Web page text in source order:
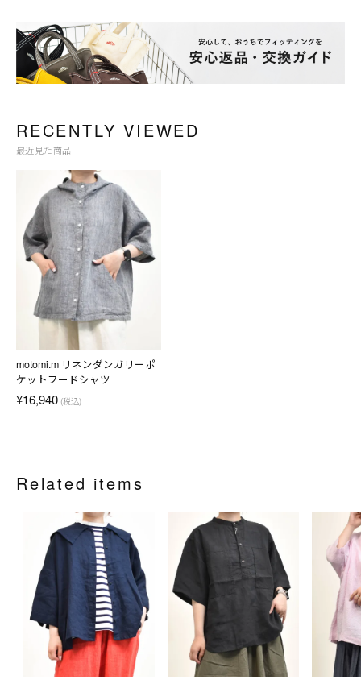
RECENTLY VIEWED
最近見た商品
motomi.m リネンダンガリーポ
ケットフードシャツ
¥16,940 (税込)
Related items